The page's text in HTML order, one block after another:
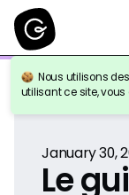
Nous utilisons
utilisant ce site,
Retour à la
January 30,
Le